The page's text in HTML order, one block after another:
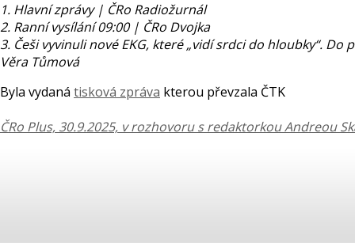
1. Hlavní zprávy | ČRo Radiožurnál
2. Ranní vysílání 09:00 | ČRo Dvojka
3. Češi vyvinuli nové EKG, které „vidí srdci do hloubky“.
Věra Tůmová
Byla vydaná tisková zpráva kterou převzala ČTK
ČRo Plus, 30.9.2025, v rozhovoru s redaktorkou Andreou